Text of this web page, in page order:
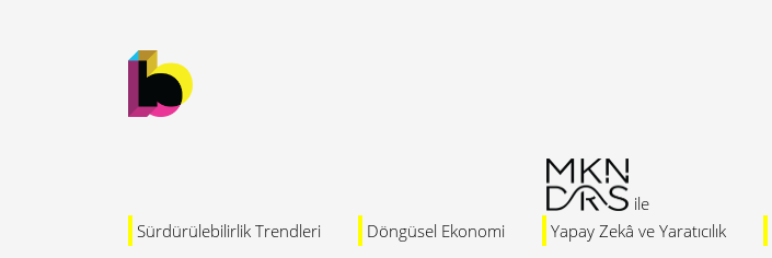
Sürdürülebilirlik Trendleri Döngüsel Ekonomi Yapay Zekâ ve Yaratıcılık